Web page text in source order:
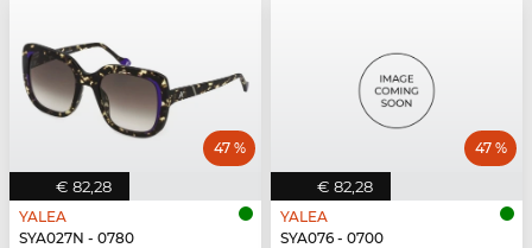
€ 82,28
47 %
YALEA
SYA027N - 0780
€ 82,28
47 %
YALEA
SYA076 - 0700